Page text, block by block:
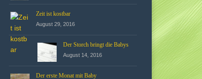
Zeit ist kostbar
August 29, 2016
Der Storch bringt die Babys
August 14, 2016
Der erste Monat mit Baby